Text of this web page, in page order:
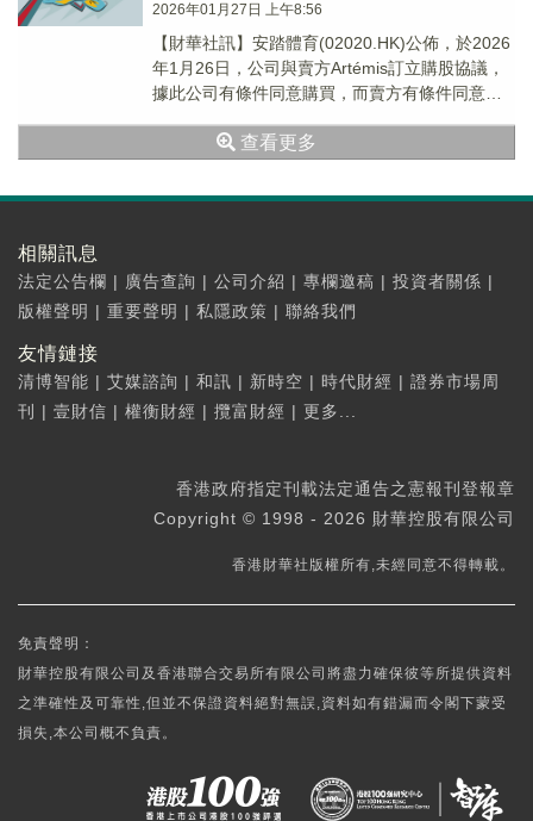
2026年01月27日 上午8:56
【財華社訊】安踏體育(02020.HK)公佈，於2026
年1月26日，公司與賣方Artémis訂立購股協議，
據此公司有條件同意購買，而賣方有條件同意出
查看更多
相關訊息
法定公告欄 | 廣告查詢 | 公司介紹 | 專欄邀稿 | 投資者關係 |
版權聲明 | 重要聲明 | 私隱政策 | 聯絡我們
友情鏈接
清博智能 | 艾媒諮詢 | 和訊 | 新時空 | 時代財經 | 證券市場周
刊
| 壹財信 | 權衡財經 | 攬富財經 | 更多...
香港政府指定刊載法定通告之憲報刊登報章
Copyright © 1998 - 2026 財華控股有限公司
香港財華社版權所有,未經同意不得轉載。
免責聲明：
財華控股有限公司及香港聯合交易所有限公司將盡力確保彼等所提供資料
之準確性及可靠性,但並不保證資料絕對無誤,資料如有錯漏而令閣下蒙受
損失,本公司概不負責。